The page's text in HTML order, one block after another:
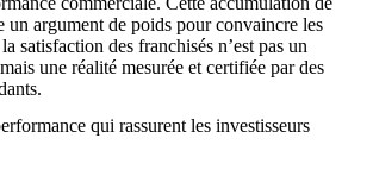
un argument de poids pour convaincre les
satisfaction des franchisés n’est pas un
une réalité mesurée et certifiée par des
qui rassurent les investisseurs